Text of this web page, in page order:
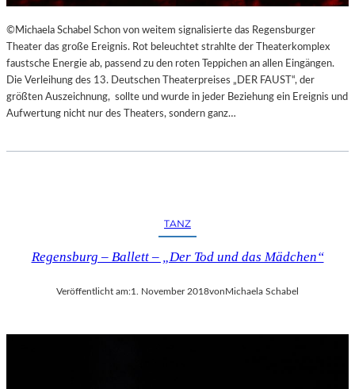
©Michaela Schabel Schon von weitem signalisierte das Regensburger
Theater das große Ereignis. Rot beleuchtet strahlte der Theaterkomplex
faustsche Energie ab, passend zu den roten Teppichen an allen Eingängen.
Die Verleihung des 13. Deutschen Theaterpreises „DER FAUST“, der
größten Auszeichnung, sollte und wurde in jeder Beziehung ein Ereignis und
Aufwertung nicht nur des Theaters, sondern ganz…
TANZ
Regensburg – Ballett – „Der Tod und das Mädchen“
Veröffentlicht am:1. November 2018vonMichaela Schabel